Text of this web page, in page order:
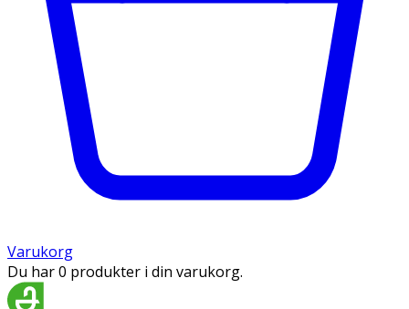
Varukorg
Du har 0 produkter i din varukorg.